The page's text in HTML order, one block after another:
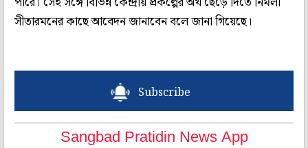
সীতারমনের কাছে আবেদন জানাবেন বলে জানা গিয়েছে।
Subscribe
Sangbad Pratidin News App